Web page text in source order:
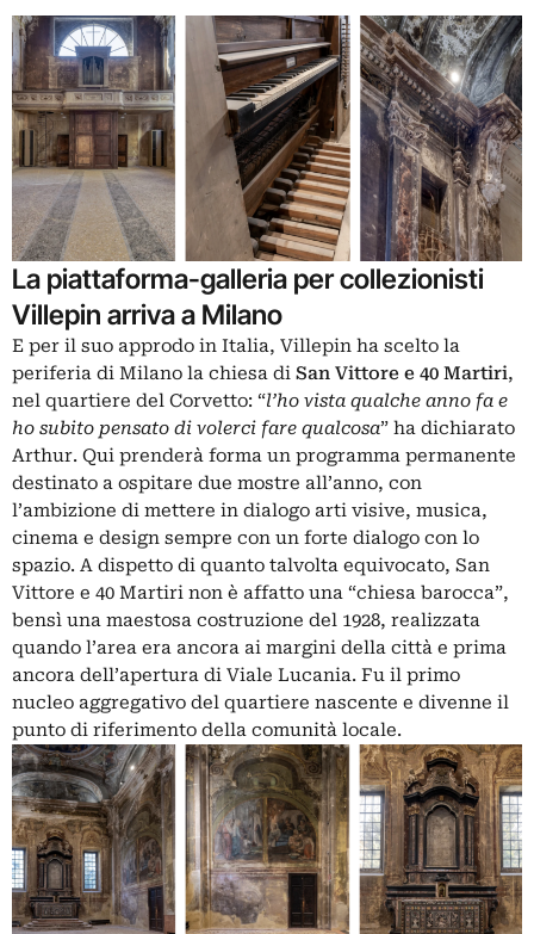
La piattaforma-galleria per collezionisti
Villepin arriva a Milano
E per il suo approdo in Italia, Villepin ha scelto la
periferia di Milano la chiesa di San Vittore e 40 Martiri,
nel quartiere del Corvetto: “l’ho vista qualche anno fa e
ho subito pensato di volerci fare qualcosa” ha dichiarato
Arthur. Qui prenderà forma un programma permanente
destinato a ospitare due mostre all’anno, con
l’ambizione di mettere in dialogo arti visive, musica,
cinema e design sempre con un forte dialogo con lo
spazio. A dispetto di quanto talvolta equivocato, San
Vittore e 40 Martiri non è affatto una “chiesa barocca”,
bensì una maestosa costruzione del 1928, realizzata
quando l’area era ancora ai margini della città e prima
ancora dell’apertura di Viale Lucania. Fu il primo
nucleo aggregativo del quartiere nascente e divenne il
punto di riferimento della comunità locale.